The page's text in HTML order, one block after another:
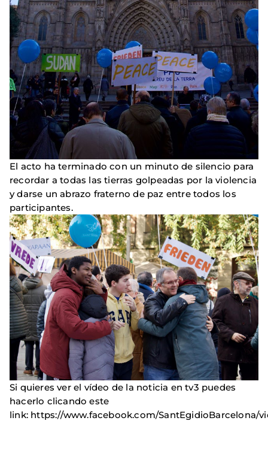
El acto ha terminado con un minuto de silencio para
recordar a todas las tierras golpeadas por la violencia
y darse un abrazo fraterno de paz entre todos los
participantes.
Si quieres ver el vídeo de la noticia en tv3 puedes
hacerlo clicando este
link: https://www.facebook.com/SantEgidioBarcelona/